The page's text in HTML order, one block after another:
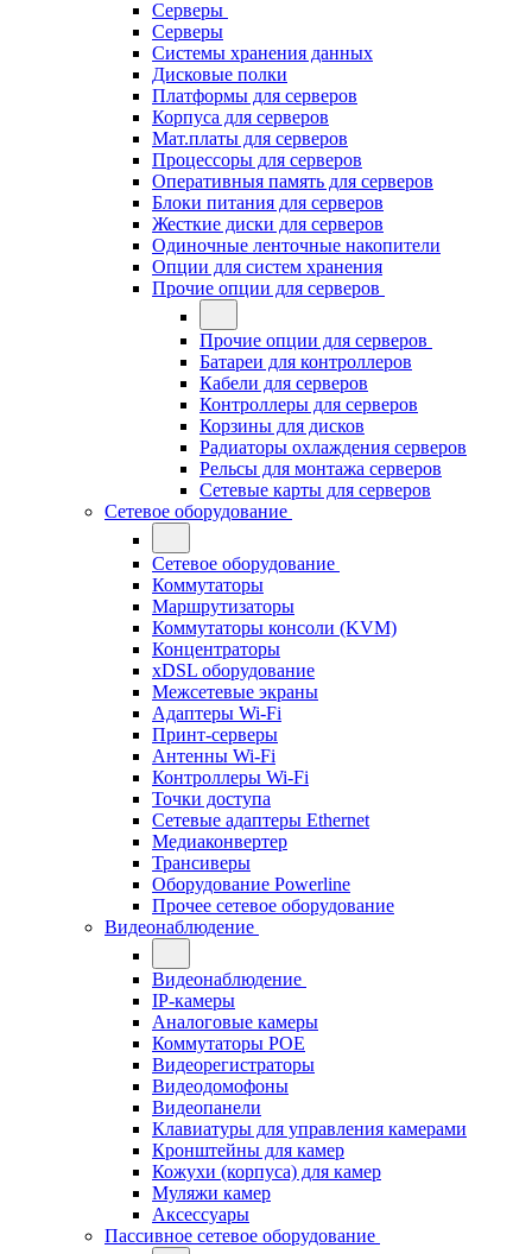
Серверы
Серверы
Системы хранения данных
Дисковые полки
Платформы для серверов
Корпуса для серверов
Мат.платы для серверов
Процессоры для серверов
Оперативныя память для серверов
Блоки питания для серверов
Жесткие диски для серверов
Одиночные ленточные накопители
Опции для систем хранения
Прочие опции для серверов
Прочие опции для серверов
Батареи для контроллеров
Кабели для серверов
Контроллеры для серверов
Корзины для дисков
Радиаторы охлаждения серверов
Рельсы для монтажа серверов
Сетевые карты для серверов
Сетевое оборудование
Сетевое оборудование
Коммутаторы
Маршрутизаторы
Коммутаторы консоли (KVM)
Концентраторы
xDSL оборудование
Межсетевые экраны
Адаптеры Wi-Fi
Принт-серверы
Антенны Wi-Fi
Контроллеры Wi-Fi
Точки доступа
Сетевые адаптеры Ethernet
Медиаконвертер
Трансиверы
Оборудование Powerline
Прочее сетевое оборудование
Видеонаблюдение
Видеонаблюдение
IP-камеры
Аналоговые камеры
Коммутаторы POE
Видеорегистраторы
Видеодомофоны
Видеопанели
Клавиатуры для управления камерами
Кронштейны для камер
Кожухи (корпуса) для камер
Муляжи камер
Аксессуары
Пассивное сетевое оборудование